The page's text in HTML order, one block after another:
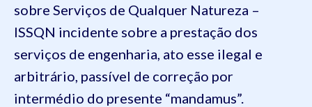
sobre Serviços de Qualquer Natureza –
ISSQN incidente sobre a prestação dos
serviços de engenharia, ato esse ilegal e
arbitrário, passível de correção por
intermédio do presente “mandamus”.